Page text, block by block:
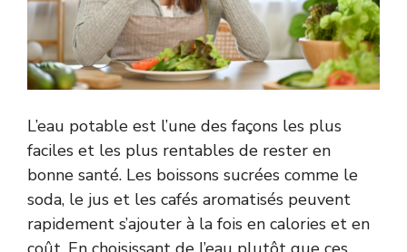
L’eau potable est l’une des façons les plus
faciles et les plus rentables de rester en
bonne santé. Les boissons sucrées comme le
soda, le jus et les cafés aromatisés peuvent
rapidement s’ajouter à la fois en calories et en